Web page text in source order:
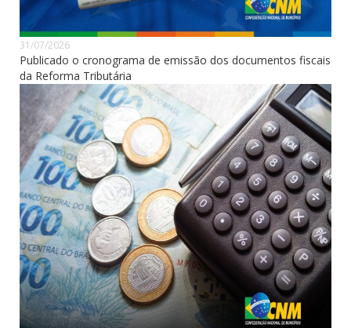
31/07/2026
Publicado o cronograma de emissão dos documentos fiscais
da Reforma Tributária